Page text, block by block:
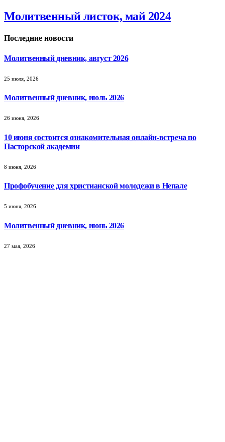
Молитвенный листок, май 2024
Последние новости
Молитвенный дневник, август 2026
25 июля, 2026
Молитвенный дневник, июль 2026
26 июня, 2026
10 июня состоится ознакомительная онлайн-встреча по
Пасторской академии
8 июня, 2026
Профобучение для христианской молодежи в Непале
5 июня, 2026
Молитвенный дневник, июнь 2026
27 мая, 2026